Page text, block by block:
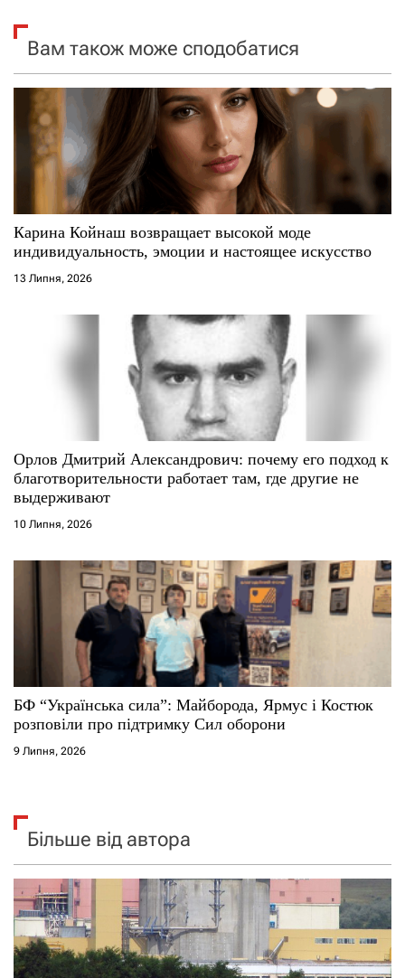
а
п
с
і
в
Вам також може сподобатися
Карина Койнаш возвращает высокой моде
индивидуальность, эмоции и настоящее искусство
13 Липня, 2026
Орлов Дмитрий Александрович: почему его подход к
благотворительности работает там, где другие не
выдерживают
10 Липня, 2026
БФ “Українська сила”: Майборода, Ярмус і Костюк
розповіли про підтримку Сил оборони
9 Липня, 2026
Більше від автора